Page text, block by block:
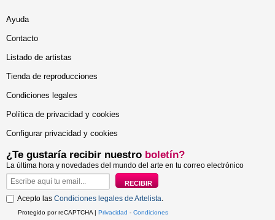
Ayuda
Contacto
Listado de artistas
Tienda de reproducciones
Condiciones legales
Política de privacidad y cookies
Configurar privacidad y cookies
¿Te gustaría recibir nuestro boletín?
La última hora y novedades del mundo del arte en tu correo electrónico
Acepto las Condiciones legales de Artelista.
Protegido por reCAPTCHA | Privacidad - Condiciones